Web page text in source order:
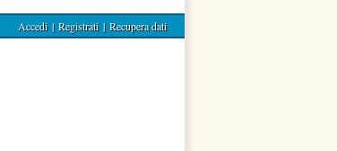
Accedi | Registrati | Recupera dati